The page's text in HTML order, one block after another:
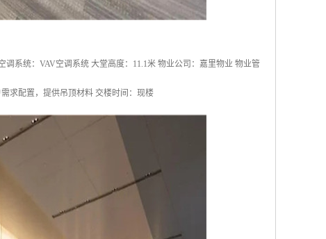
调系统：VAV空调系统 大堂高度：11.1米 物业公司：嘉里物业 物业管
求配置，提供吊顶材料 交楼时间：现楼